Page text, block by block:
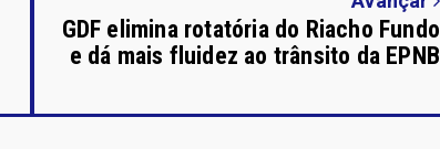
GDF elimina rotatória do Riacho Fundo
e dá mais fluidez ao trânsito da EPNB